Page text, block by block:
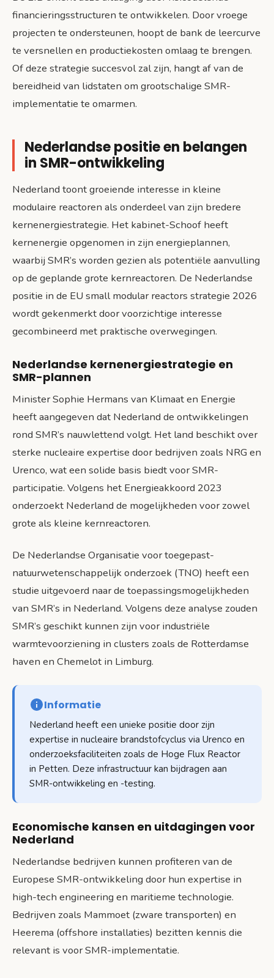
financieringsstructuren te ontwikkelen. Door vroege
projecten te ondersteunen, hoopt de bank de leercurve
te versnellen en productiekosten omlaag te brengen.
Of deze strategie succesvol zal zijn, hangt af van de
bereidheid van lidstaten om grootschalige SMR-
implementatie te omarmen.
Nederlandse positie en belangen
in SMR-ontwikkeling
Nederland toont groeiende interesse in kleine
modulaire reactoren als onderdeel van zijn bredere
kernenergiestrategie. Het kabinet-Schoof heeft
kernenergie opgenomen in zijn energieplannen,
waarbij SMR’s worden gezien als potentiële aanvulling
op de geplande grote kernreactoren. De Nederlandse
positie in de EU small modular reactors strategie 2026
wordt gekenmerkt door voorzichtige interesse
gecombineerd met praktische overwegingen.
Nederlandse kernenergiestrategie en
SMR-plannen
Minister Sophie Hermans van Klimaat en Energie
heeft aangegeven dat Nederland de ontwikkelingen
rond SMR’s nauwlettend volgt. Het land beschikt over
sterke nucleaire expertise door bedrijven zoals NRG en
Urenco, wat een solide basis biedt voor SMR-
participatie. Volgens het Energieakkoord 2023
onderzoekt Nederland de mogelijkheden voor zowel
grote als kleine kernreactoren.
De Nederlandse Organisatie voor toegepast-
natuurwetenschappelijk onderzoek (TNO) heeft een
studie uitgevoerd naar de toepassingsmogelijkheden
van SMR’s in Nederland. Volgens deze analyse zouden
SMR’s geschikt kunnen zijn voor industriële
warmtevoorziening in clusters zoals de Rotterdamse
haven en Chemelot in Limburg.
Informatie
Nederland heeft een unieke positie door zijn
expertise in nucleaire brandstofcyclus via Urenco en
onderzoeksfaciliteiten zoals de Hoge Flux Reactor
in Petten. Deze infrastructuur kan bijdragen aan
SMR-ontwikkeling en -testing.
Economische kansen en uitdagingen voor
Nederland
Nederlandse bedrijven kunnen profiteren van de
Europese SMR-ontwikkeling door hun expertise in
high-tech engineering en maritieme technologie.
Bedrijven zoals Mammoet (zware transporten) en
Heerema (offshore installaties) bezitten kennis die
relevant is voor SMR-implementatie.